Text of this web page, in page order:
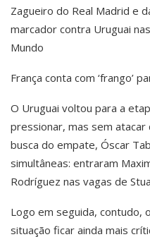
Zagueiro do Real Madrid e
marcador contra Uruguai
Mundo
França conta com ‘frango’
O Uruguai voltou para a
pressionar, mas sem
busca do empate, Óscar
simultâneas: entraram
Rodríguez nas vagas de
Logo em seguida, contudo,
situação ficar ainda mais